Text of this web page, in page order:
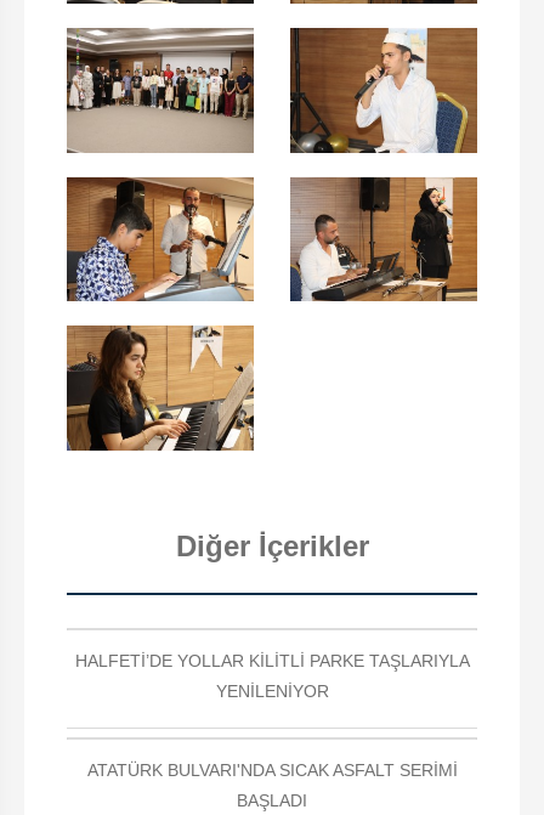
Diğer İçerikler
HALFETİ’DE YOLLAR KİLİTLİ PARKE TAŞLARIYLA
YENİLENİYOR
ATATÜRK BULVARI'NDA SICAK ASFALT SERİMİ
BAŞLADI